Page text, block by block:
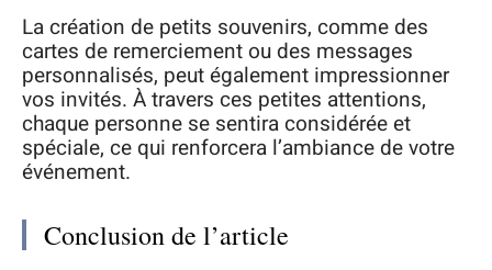
La création de petits souvenirs, comme des
cartes de remerciement ou des messages
personnalisés, peut également impressionner
vos invités. À travers ces petites attentions,
chaque personne se sentira considérée et
spéciale, ce qui renforcera l’ambiance de votre
événement.
Conclusion de l’article